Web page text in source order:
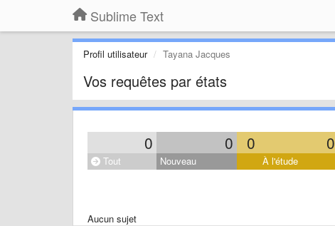
Sublime Text
Profil utilisateur Tayana Jacques
Vos requêtes par états
0 0 0 0
Tout Nouveau À l'étude
Aucun sujet